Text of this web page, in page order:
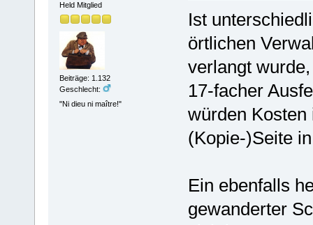
Held Mitglied
Beiträge: 1.132
Geschlecht:
"Ni dieu ni maître!"
Ist
örtlichen
verlangt
17-facher
würden Kosten
(Kopie-)Seite
Ein ebenfalls
gewanderter